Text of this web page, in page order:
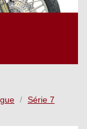
Série 7